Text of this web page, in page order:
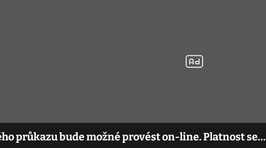
průkazu bude možné provést on-line. Platnost se…